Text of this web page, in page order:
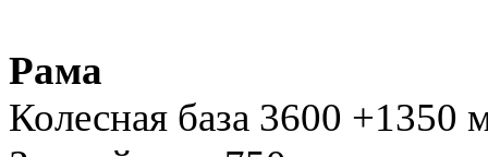
Рама
Колесная база 3600 +1350